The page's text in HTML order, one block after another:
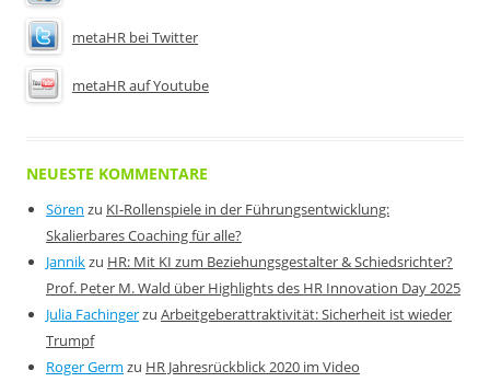
metaHR bei Twitter
metaHR auf Youtube
NEUESTE KOMMENTARE
Sören zu KI-Rollenspiele in der Führungsentwicklung:
Skalierbares Coaching für alle?
Jannikzu HR: Mit KI zum Beziehungsgestalter & Schiedsrichter?
Prof. Peter M. Wald über Highlights des HR Innovation Day 2025
Julia Fachingerzu Arbeitgeberattraktivität: Sicherheit ist wieder
Trumpf
Roger Germ zu HR Jahresrückblick 2020 im Video